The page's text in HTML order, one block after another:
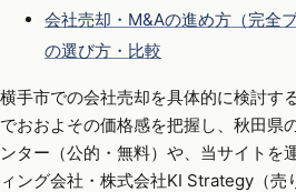
会社売却・M&Aの進め方（完全
の選び方・比較
横手市での会社売却を具体的に検討す
でおおよその価格感を把握し、秋田県
ンター（公的・無料）や、当サイトを
ィング会社・株式会社KI Strategy（売